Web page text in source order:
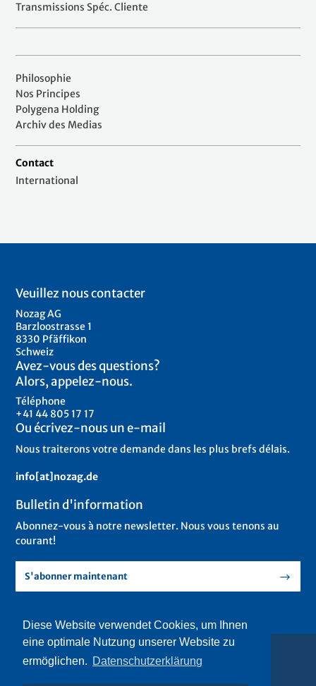
Diese Website verwendet Cookies, um Ihnen
eine optimale Nutzung unserer Website zu
ermöglichen. Datenschutzerklärung
Transmissions Spéc. Cliente
Philosophie
Nos Principes
Polygena Holding
Archiv des Medias
Contact
International
Veuillez nous contacter
Nozag AG
Barzloostrasse 1
8330 Pfäffikon
Schweiz
Avez-vous des questions?
Alors, appelez-nous.
Téléphone
+41 44 805 17 17
Ou écrivez-nous un e-mail
Nous traiterons votre demande dans les plus brefs délais.
info[at]nozag.de
Bulletin d'information
Abonnez-vous à notre newsletter. Nous vous tenons au
courant!
S'abonner maintenant
© 2018 Nozag AG – All Rights Reserved.
webdesign by strichpunkt